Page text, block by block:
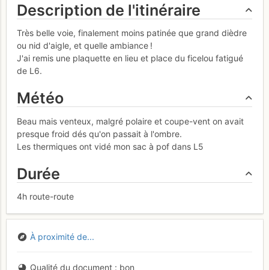
Description de l'itinéraire
Très belle voie, finalement moins patinée que grand dièdre
ou nid d'aigle, et quelle ambiance !
J'ai remis une plaquette en lieu et place du ficelou fatigué
de L6.
Météo
Beau mais venteux, malgré polaire et coupe-vent on avait
presque froid dés qu'on passait à l'ombre.
Les thermiques ont vidé mon sac à pof dans L5
Durée
4h route-route
À proximité de...
Qualité du document bon